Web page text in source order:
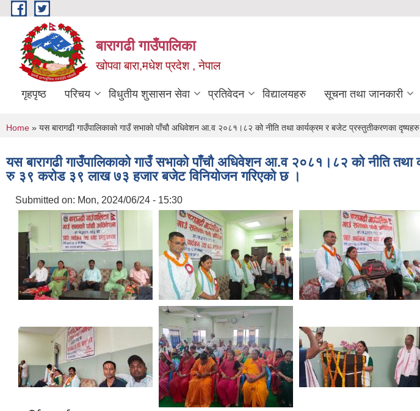
Skip to main content
बारागढी गाउँपालिका
खोपवा बारा,मधेश प्रदेश , नेपाल
गृहपृष्ठ परिचय विधुतीय शुसासन सेवा प्रतिवेदन विद्यालयहरु सूचना तथा जानकारी
You are here
Home » यस बारागढी गाउँपालिकाको गाउँ सभाको पाँचौ अधिवेशन आ.व २०८१।८२ को नीति तथा कार्यक्रम र बजेट प्रस्तुतीकरणका
यस बारागढी गाउँपालिकाको गाउँ सभाको पाँचौ अधिवेशन आ.व २०८१।८२ को नीति
रु ३९ करोड ३९ लाख ७३ हजार बजेट विनियोजन गरिएको छ ।
Submitted on: Mon, 2024/06/24 - 15:30